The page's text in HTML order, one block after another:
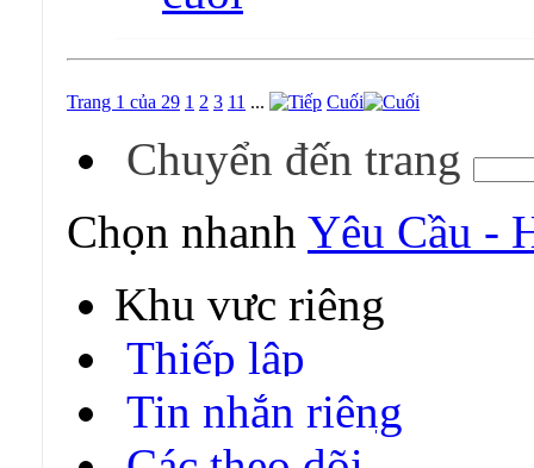
Trang 1 của 29 1 2 3 11 ... Cuối
Chuyển đến trang
Chọn nhanh Yêu Cầu -
Khu vực riêng
Thiếp lập
Tin nhắn riêng